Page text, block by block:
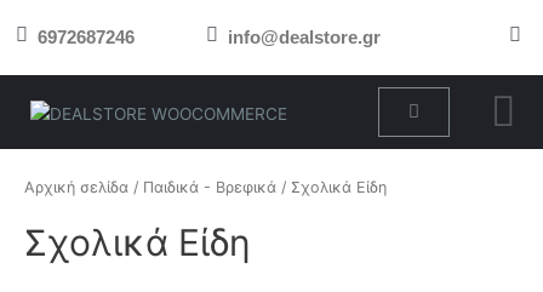
στο 6972687246 info@dealstore.gr
Cart
Αρχική σελίδα / Παιδικά - Βρεφικά / Σχολικά Είδη
Σχολικά Είδη